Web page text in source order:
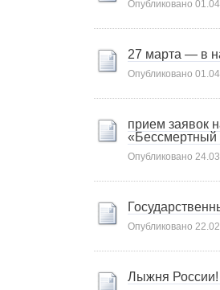
Опубликовано
27 марта — в
Опубликовано
прием заявок
«Бессмертный
Опубликовано
Опубликовано
Лыжня России!